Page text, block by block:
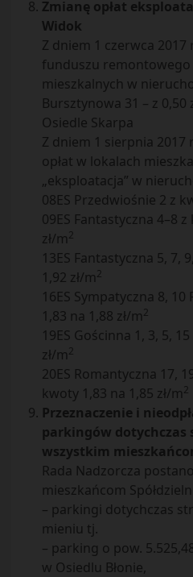
Zmianę opłat
Widok
Z dniem 1 czerwca 2017
funduszu remontowego
mieszkalnych w
Bursztynowa 31 – z 0,50
Osiedle Skarpa
Z dniem 1 sierpnia 2017
opłat w lokalach
„eksploatacja” w
08ES Przedwiośnie 2 z
09ES Fantastyczna 4–8
zł/m2
13ES Fantastyczna 5, 7,
1,92 zł/m2
16ES Sympatyczna 8,
1,83 na 1,88 zł/m2
19ES Gościnna 1, 3, 5,
zł/m2
20ES Romantyczna 17,
kwoty 1,83 na 1,85 zł/m2
Przeznaczenie i
parkingów dotychczas
wszystkim
Rada Nadzorcza
mieszkańcom
– parkingi dotychczas
mieniu tj.
– parking o pow.
w Osiedlu Błonie,